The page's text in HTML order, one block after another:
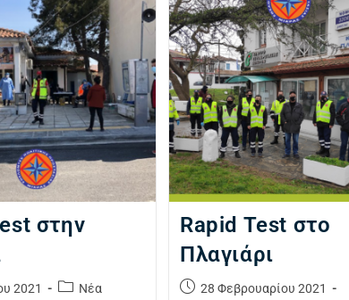
στην
2021 Νέα
Rapid Test στο
Πλαγιάρι
28 Φεβρουαρίου 2021